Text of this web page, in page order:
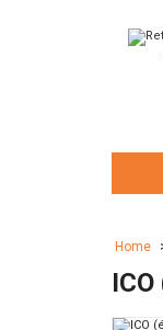
Home